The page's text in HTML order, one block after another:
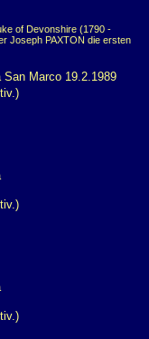
of Devonshire (1790 -
Joseph PAXTON die ersten